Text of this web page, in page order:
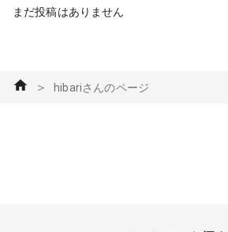
まだ投稿はありません
＞ hibariさんのページ